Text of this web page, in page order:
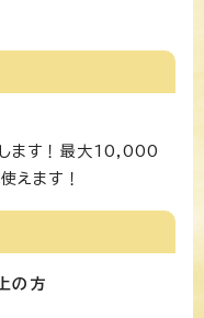
ます！最大10,000
えます！
の方